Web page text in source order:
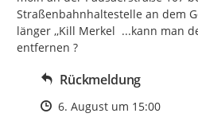
Straßenbahnhaltestelle an dem
länger ,,Kill Merkel  ...kann man
entfernen ?
Rückmeldung
Zeitpunkt des Erstellens
6. August um 15:00